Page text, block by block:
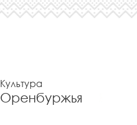
Культура
Оренбуржья